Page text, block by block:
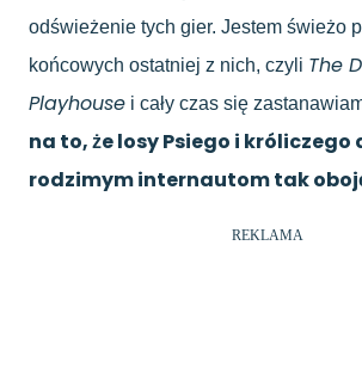
odświeżenie tych gier. Jestem świeżo
końcowych ostatniej z nich, czyli The
Playhouse i cały czas się
na to, że losy Psiego i
rodzimym internautom tak
REKLAMA